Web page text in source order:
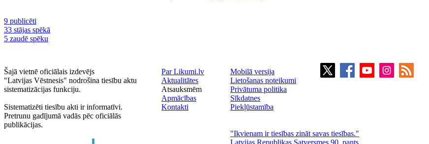
9 publicēti
33 stājas spēkā
5 zaudē spēku
Šajā vietnē oficiālais izdevējs
"Latvijas Vēstnesis" nodrošina tiesību aktu
sistematizācijas funkciju.
Sistematizēti tiesību akti ir informatīvi.
Pretrunu gadījumā vadās pēc oficiālās
publikācijas.
Par Likumi.lv
Aktualitātes
Atsauksmēm
Apmācības
Kontakti
Mobilā versija
Lietošanas noteikumi
Privātuma politika
Sīkdatnes
Piekļūstamība
"Ikvienam ir tiesības zināt savas tiesības."
Latvijas Republikas Satversmes 90. pants